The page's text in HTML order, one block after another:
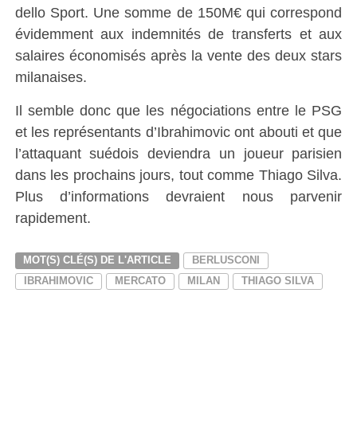
dello Sport. Une somme de 150M€ qui correspond
évidemment aux indemnités de transferts et aux
salaires économisés après la vente des deux stars
milanaises.
Il semble donc que les négociations entre le PSG
et les représentants d’Ibrahimovic ont abouti et que
l’attaquant suédois deviendra un joueur parisien
dans les prochains jours, tout comme Thiago Silva.
Plus d’informations devraient nous parvenir
rapidement.
MOT(S) CLÉ(S) DE L'ARTICLE
BERLUSCONI
IBRAHIMOVIC
MERCATO MILAN THIAGO SILVA